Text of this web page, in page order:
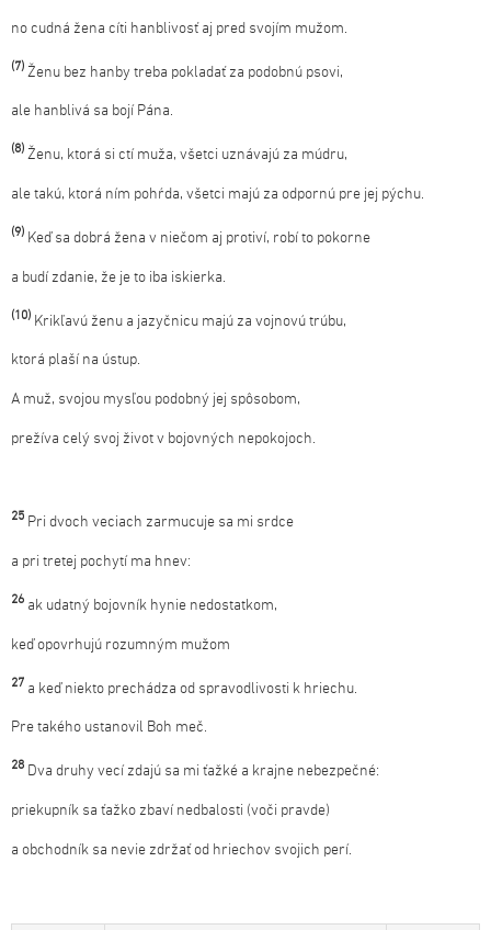
no cudná žena cíti hanblivosť aj pred svojím mužom.
(7) Ženu bez hanby treba pokladať za podobnú psovi,
ale hanblivá sa bojí Pána.
(8) Ženu, ktorá si ctí muža, všetci uznávajú za múdru,
ale takú, ktorá ním pohŕda, všetci majú za odpornú pre jej pýchu.
(9) Keď sa dobrá žena v niečom aj protiví, robí to pokorne
a budí zdanie, že je to iba iskierka.
(10) Krikľavú ženu a jazyčnicu majú za vojnovú trúbu,
ktorá plaší na ústup.
A muž, svojou mysľou podobný jej spôsobom,
prežíva celý svoj život v bojovných nepokojoch.
25 Pri dvoch veciach zarmucuje sa mi srdce
a pri tretej pochytí ma hnev:
26 ak udatný bojovník hynie nedostatkom,
keď opovrhujú rozumným mužom
27 a keď niekto prechádza od spravodlivosti k hriechu.
Pre takého ustanovil Boh meč.
28 Dva druhy vecí zdajú sa mi ťažké a krajne nebezpečné:
priekupník sa ťažko zbaví nedbalosti (voči pravde)
a obchodník sa nevie zdržať od hriechov svojich perí.